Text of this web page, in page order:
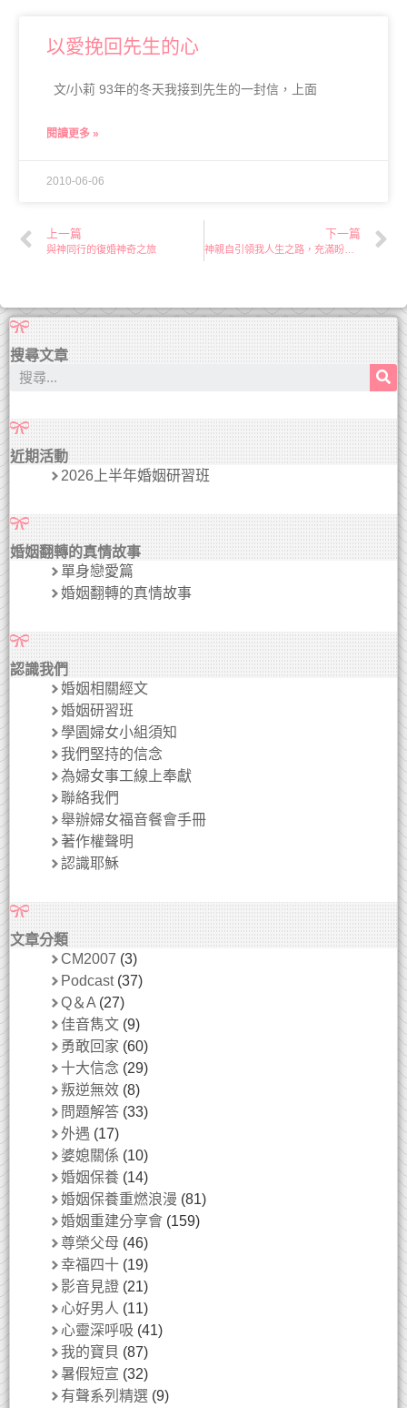
以愛挽回先生的心
文/小莉 93年的冬天我接到先生的一封信，上面
閱讀更多 »
2010-06-06
上一篇
與神同行的復婚神奇之旅
下一篇
神親自引領我人生之路，充滿盼望！
搜尋文章
近期活動
2026上半年婚姻研習班
婚姻翻轉的真情故事
單身戀愛篇
婚姻翻轉的真情故事
認識我們
婚姻相關經文
婚姻研習班
學園婦女小組須知
我們堅持的信念
為婦女事工線上奉獻
聯絡我們
舉辦婦女福音餐會手冊
著作權聲明
認識耶穌
文章分類
CM2007 (3)
Podcast(37)
Q＆A (27)
佳音雋文 (9)
勇敢回家 (60)
十大信念 (29)
叛逆無效 (8)
問題解答 (33)
外遇 (17)
婆媳關係 (10)
婚姻保養 (14)
婚姻保養重燃浪漫 (81)
婚姻重建分享會 (159)
尊榮父母 (46)
幸福四十 (19)
影音見證 (21)
心好男人 (11)
心靈深呼吸 (41)
我的寶貝 (87)
暑假短宣 (32)
有聲系列精選 (9)